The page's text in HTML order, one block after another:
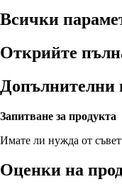
Всички
Открийте
Допълнителни
Запитване за продукта
Имате ли нужда от
Оценки на